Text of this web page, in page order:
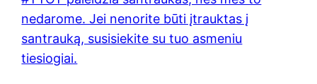
nedarome. Jei nenorite būti įtrauktas į
santrauką, susisiekite su tuo asmeniu
tiesiogiai.